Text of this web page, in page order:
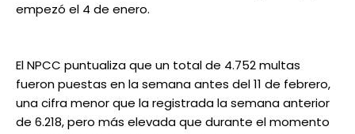
empezó el 4 de enero.
El NPCC puntualiza que un total de 4.752 multas
fueron puestas en la semana antes del 11 de febrero,
una cifra menor que la registrada la semana anterior
de 6.218, pero más elevada que durante el momento